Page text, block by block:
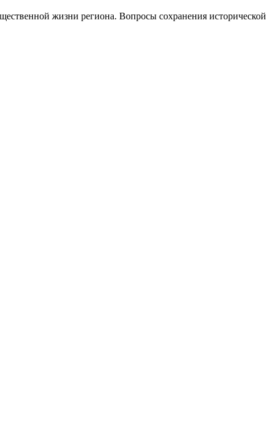
жизни региона. Вопросы сохранения исторической